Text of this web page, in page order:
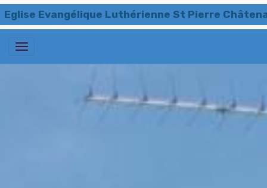
Eglise Evangélique Luthérienne St Pierre